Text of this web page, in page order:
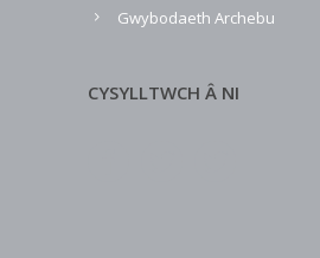
Gwybodaeth Archebu
CYSYLLTWCH Â NI